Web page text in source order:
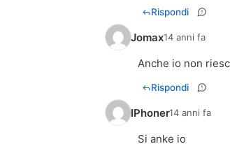
Rispondi
Jomax14 anni fa
Anche io non
Rispondi
IPhoner14 anni fa
Si anke io